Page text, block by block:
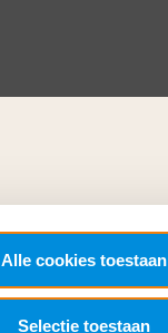
Alle cookies toestaan
Selectie toestaan